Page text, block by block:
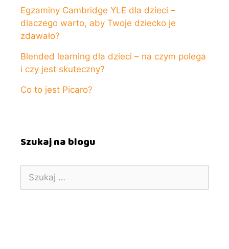
Egzaminy Cambridge YLE dla dzieci –
dlaczego warto, aby Twoje dziecko je
zdawało?
Blended learning dla dzieci – na czym polega
i czy jest skuteczny?
Co to jest Picaro?
Szukaj na blogu